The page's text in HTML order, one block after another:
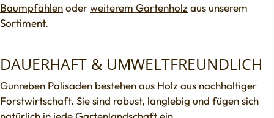
Baumpfählenoderweiterem Gartenholz aus unserem
Sortiment.
DAUERHAFT & UMWELTFREUNDLICH
Gunreben Palisaden bestehen aus Holz aus nachhaltiger
Forstwirtschaft. Sie sind robust, langlebig und fügen sich